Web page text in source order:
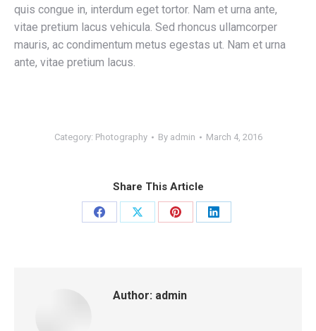
quis congue in, interdum eget tortor. Nam et urna ante,
vitae pretium lacus vehicula. Sed rhoncus ullamcorper
mauris, ac condimentum metus egestas ut. Nam et urna
ante, vitae pretium lacus.
Category: Photography By admin March 4, 2016
Share This Article
Share
Share
Share
Share
Author: admin